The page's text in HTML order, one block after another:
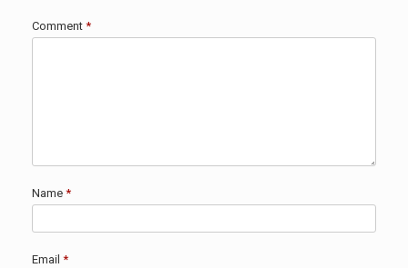
Comment *
Name *
Email *